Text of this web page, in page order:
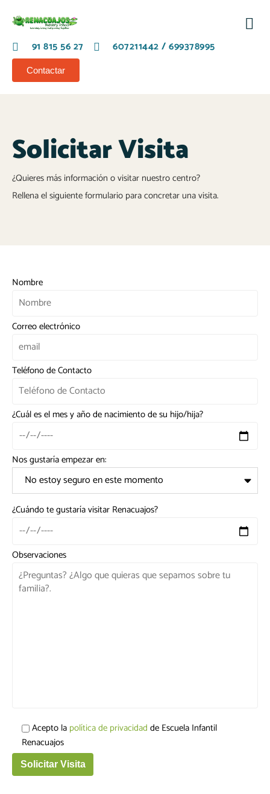
91 815 56 27 607211442 / 699378995
Contactar
Solicitar Visita
¿Quieres más información o visitar nuestro centro?
Rellena el siguiente formulario para concretar una visita.
Nombre
Correo electrónico
Teléfono de Contacto
¿Cuál es el mes y año de nacimiento de su hijo/hija?
Nos gustaría empezar en:
¿Cuándo te gustaría visitar Renacuajos?
Observaciones
Acepto la política de privacidad de Escuela Infantil
Renacuajos